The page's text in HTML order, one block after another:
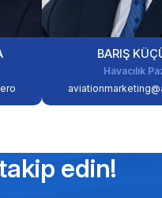
BARIŞ
Havacılık
edin!